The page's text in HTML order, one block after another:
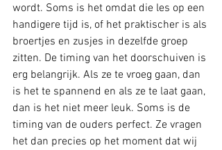
wordt. Soms is het omdat die les op een
handigere tijd is, of het praktischer is als
broertjes en zusjes in dezelfde groep
zitten. De timing van het doorschuiven is
erg belangrijk. Als ze te vroeg gaan, dan
is het te spannend en als ze te laat gaan,
dan is het niet meer leuk. Soms is de
timing van de ouders perfect. Ze vragen
het dan precies op het moment dat wij